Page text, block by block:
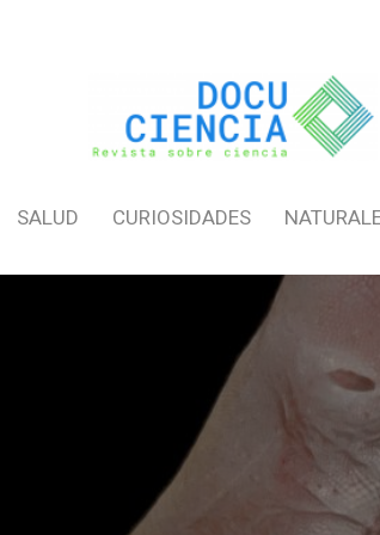
SALUD CURIOSIDADES